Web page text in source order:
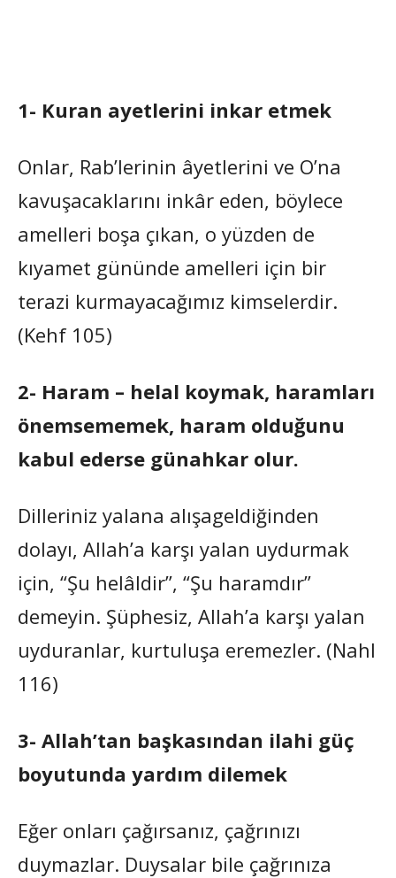
1- Kuran ayetlerini inkar etmek
Onlar, Rab’lerinin âyetlerini ve O’na
kavuşacaklarını inkâr eden, böylece
amelleri boşa çıkan, o yüzden de
kıyamet gününde amelleri için bir
terazi kurmayacağımız kimselerdir.
(Kehf 105)
2- Haram – helal koymak, haramları
önemsememek, haram olduğunu
kabul ederse günahkar olur.
Dilleriniz yalana alışageldiğinden
dolayı, Allah’a karşı yalan uydurmak
için, “Şu helâldir”, “Şu haramdır”
demeyin. Şüphesiz, Allah’a karşı yalan
uyduranlar, kurtuluşa eremezler. (Nahl
116)
3- Allah’tan başkasından ilahi güç
boyutunda yardım dilemek
Eğer onları çağırsanız, çağrınızı
duymazlar. Duysalar bile çağrınıza